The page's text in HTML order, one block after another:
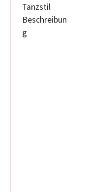
Tanzstil
Beschreibun
g